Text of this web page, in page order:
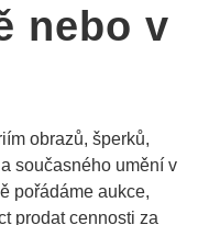
nebo v
obrazů, šperků,
současného umění v
pořádáme aukce,
prodat cennosti za